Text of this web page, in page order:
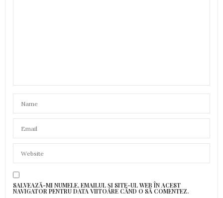
SALVEAZĂ-MI NUMELE, EMAILUL ȘI SITE-UL WEB ÎN ACEST
NAVIGATOR PENTRU DATA VIITOARE CÂND O SĂ COMENTEZ.